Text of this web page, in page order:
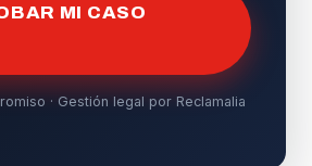
MI CASO
· Gestión legal por Reclamalia